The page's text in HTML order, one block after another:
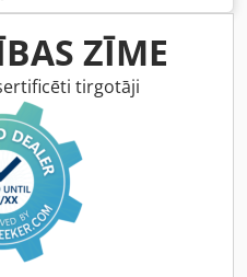
ZĪME
tirgotāji